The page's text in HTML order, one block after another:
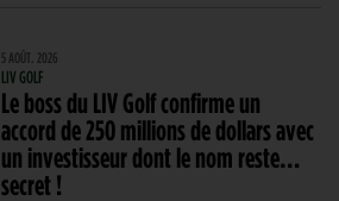
5 AOÛT. 2026
LIV GOLF
Le boss du LIV Golf confirme un
accord de 250 millions de dollars avec
un investisseur dont le nom reste…
secret !